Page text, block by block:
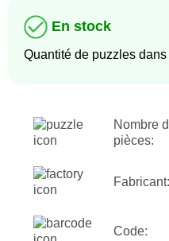
En stock
Quantité de puzzles dans
Nombre
pièces:
Fabricant:
Code: